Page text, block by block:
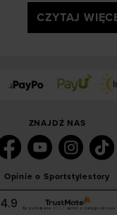
CZYTAJ
ZNAJDŹ NAS
Opinie o Sportstylestory
4.9 Na podstawie 6036 opinii z całego okresu